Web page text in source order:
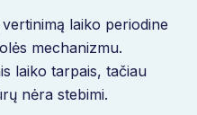
laiko periodine
mechanizmu.
laiko tarpais, tačiau
nėra stebimi.